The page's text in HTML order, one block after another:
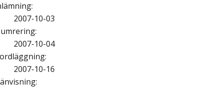
:
2007-10-03
:
2007-10-04
:
2007-10-16
: